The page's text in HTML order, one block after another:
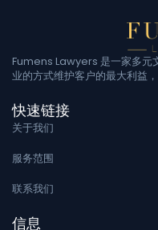
Fumens Lawyers 是一家多元
业的方式维护客户的最大利益，
快速链接
关于我们
服务范围
联系我们
信息